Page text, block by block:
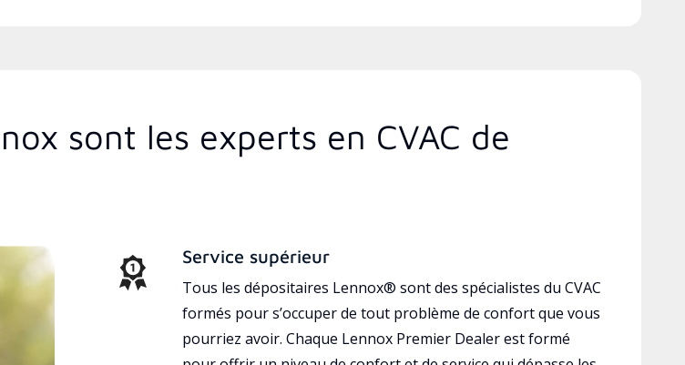
sont les experts en CVAC de
Service supérieur
Tous les dépositaires Lennox® sont des spécialistes du CVAC
formés pour s’occuper de tout problème de confort que vous
pourriez avoir. Chaque Lennox Premier Dealer est formé